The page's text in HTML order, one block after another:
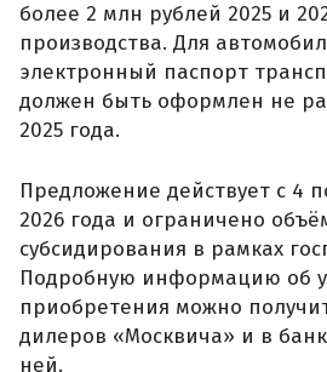
более 2 млн рублей 2025 и
производства. Для
электронный паспорт
должен быть оформлен не
2025 года.
Предложение действует с 4
2026 года и ограничено
субсидирования в рамках
Подробную информацию об
приобретения можно
дилеров «Москвича» и в
ней.